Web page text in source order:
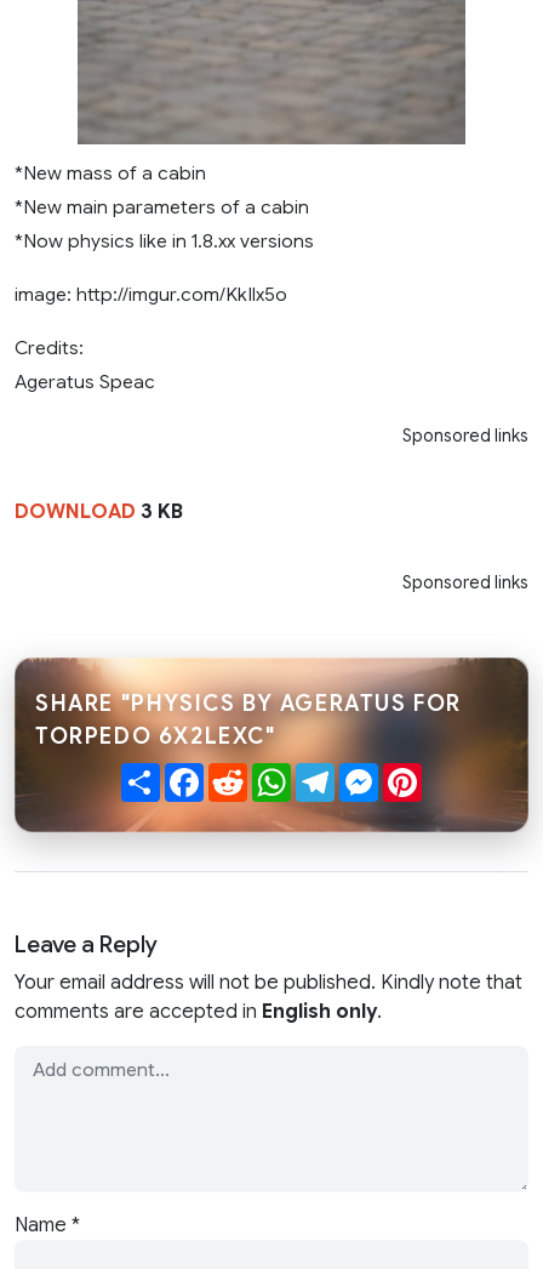
*New mass of a cabin
*New main parameters of a cabin
*Now physics like in 1.8.xx versions
image: http://imgur.com/KkIlx5o
Credits:
Ageratus Speac
Sponsored links
DOWNLOAD 3 KB
Sponsored links
SHARE "PHYSICS BY AGERATUS FOR
TORPEDO 6X2LEXC"
ShareFacebook
RedditWhatsApp
TelegramMessenger
Leave a Reply
Your email address will not be published. Kindly note that
comments are accepted in English only.
Name *